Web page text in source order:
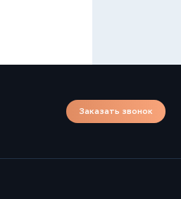
Заказать звонок